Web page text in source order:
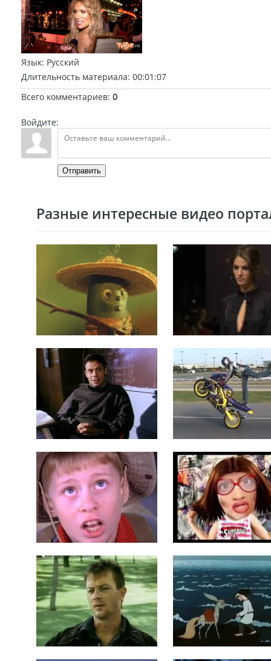
Язык: Русский
Длительность материала: 00:01:07
Всего комментариев: 0
Войдите:
Отправить
Разные интересные видео